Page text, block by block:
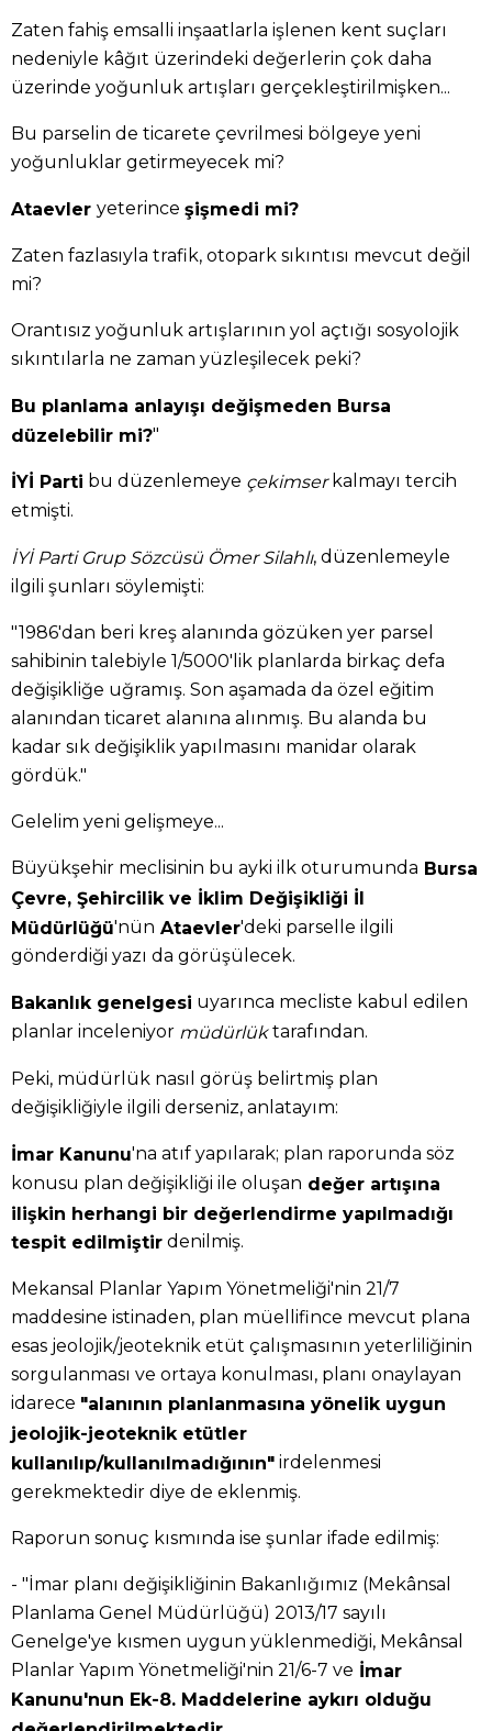
Zaten fahiş emsalli inşaatlarla işlenen kent suçları
nedeniyle kâğıt üzerindeki değerlerin çok daha
üzerinde yoğunluk artışları gerçekleştirilmişken...
Bu parselin de ticarete çevrilmesi bölgeye yeni
yoğunluklar getirmeyecek mi?
Ataevler yeterince şişmedi mi?
Zaten fazlasıyla trafik, otopark sıkıntısı mevcut değil
mi?
Orantısız yoğunluk artışlarının yol açtığı sosyolojik
sıkıntılarla ne zaman yüzleşilecek peki?
Bu planlama anlayışı değişmeden Bursa
düzelebilir mi?"
İYİ Parti bu düzenlemeye çekimserkalmayı tercih
etmişti.
İYİ Parti Grup Sözcüsü Ömer Silahlı, düzenlemeyle
ilgili şunları söylemişti:
"1986'dan beri kreş alanında gözüken yer parsel
sahibinin talebiyle 1/5000'lik planlarda birkaç defa
değişikliğe uğramış. Son aşamada da özel eğitim
alanından ticaret alanına alınmış. Bu alanda bu
kadar sık değişiklik yapılmasını manidar olarak
gördük."
Gelelim yeni gelişmeye...
Büyükşehir meclisinin bu ayki ilk oturumunda Bursa
Çevre, Şehircilik ve İklim Değişikliği İl
Müdürlüğü'nün Ataevler'deki parselle ilgili
gönderdiği yazı da görüşülecek.
Bakanlık genelgesi uyarınca mecliste kabul edilen
planlar inceleniyor müdürlüktarafından.
Peki, müdürlük nasıl görüş belirtmiş plan
değişikliğiyle ilgili derseniz, anlatayım:
İmar Kanunu'na atıf yapılarak; plan raporunda söz
konusu plan değişikliği ile oluşan değer artışına
ilişkin herhangi bir değerlendirme yapılmadığı
tespit edilmiştir denilmiş.
Mekansal Planlar Yapım Yönetmeliği'nin 21/7
maddesine istinaden, plan müellifince mevcut plana
esas jeolojik/jeoteknik etüt çalışmasının yeterliliğinin
sorgulanması ve ortaya konulması, planı onaylayan
idarece "alanının planlanmasına yönelik uygun
jeolojik-jeoteknik etütler
kullanılıp/kullanılmadığının" irdelenmesi
gerekmektedir diye de eklenmiş.
Raporun sonuç kısmında ise şunlar ifade edilmiş:
- "İmar planı değişikliğinin Bakanlığımız (Mekânsal
Planlama Genel Müdürlüğü) 2013/17 sayılı
Genelge'ye kısmen uygun yüklenmediği, Mekânsal
Planlar Yapım Yönetmeliği'nin 21/6-7 ve İmar
Kanunu'nun Ek-8. Maddelerine aykırı olduğu